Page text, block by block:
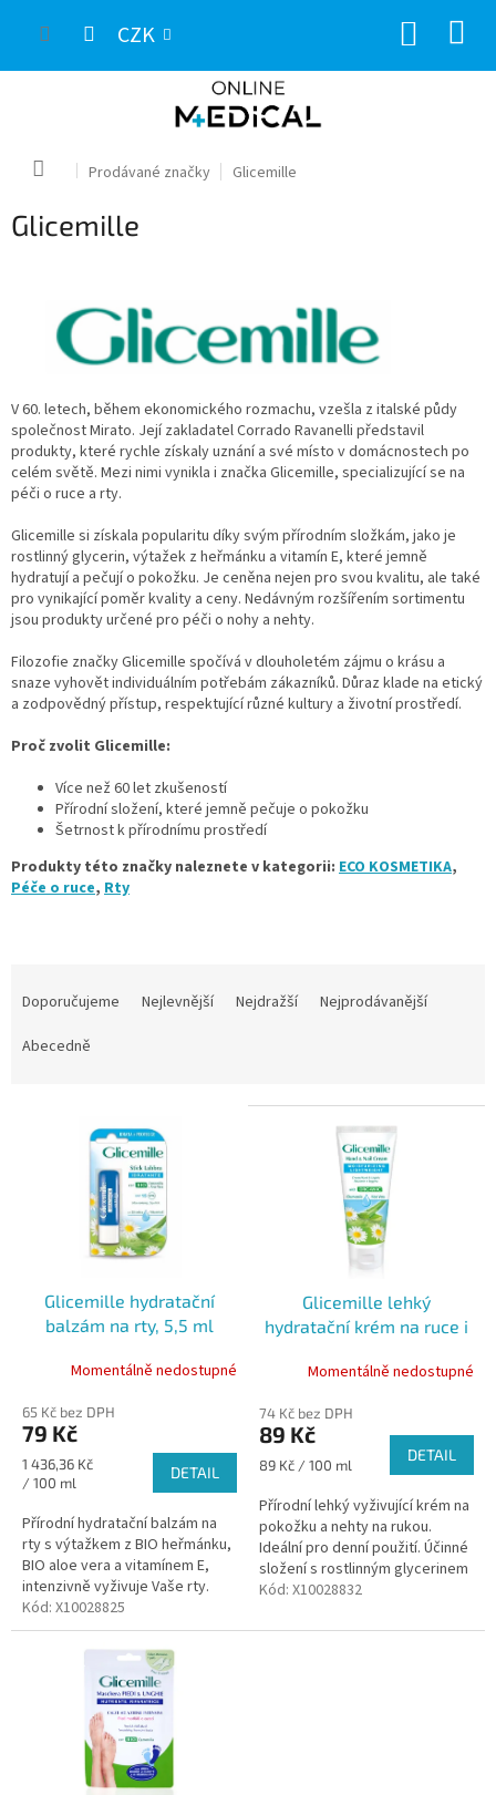
CZK
Domů Prodávané značky Glicemille
Glicemille
V 60. letech, během ekonomického rozmachu, vzešla z italské půdy
společnost Mirato. Její zakladatel Corrado Ravanelli představil
produkty, které rychle získaly uznání a své místo v domácnostech po
celém světě. Mezi nimi vynikla i značka Glicemille, specializující se na
péči o ruce a rty.
Glicemille si získala popularitu díky svým přírodním složkám, jako je
rostlinný glycerin, výtažek z heřmánku a vitamín E, které jemně
hydratují a pečují o pokožku. Je ceněna nejen pro svou kvalitu, ale také
pro vynikající poměr kvality a ceny. Nedávným rozšířením sortimentu
jsou produkty určené pro péči o nohy a nehty.
Filozofie značky Glicemille spočívá v dlouholetém zájmu o krásu a
snaze vyhovět individuálním potřebám zákazníků. Důraz klade na etický
a zodpovědný přístup, respektující různé kultury a životní prostředí.
Proč zvolit Glicemille:
Více než 60 let zkušeností
Přírodní složení, které jemně pečuje o pokožku
Šetrnost k přírodnímu prostředí
Produkty této značky naleznete v kategorii: ECO KOSMETIKA,
Péče o ruce, Rty
Doporučujeme Nejlevnější Nejdražší
Nejprodávanější
Abecedně
Glicemille hydratační
balzám na rty, 5,5 ml
Momentálně nedostupné
65 Kč bez DPH
79 Kč
Měrná
cena:
1 436,36 Kč
/ 100 ml
DETAIL
Přírodní hydratační balzám na
rty s výtažkem z BIO heřmánku,
BIO aloe vera a vitamínem E,
intenzivně vyživuje Vaše rty.
Kód: X10028825
Glicemille lehký
hydratační krém na ruce i
Momentálně nedostupné
74 Kč bez DPH
89 Kč
Měrná
89 Kč / 100 ml
DETAIL
Přírodní lehký vyživující krém na
pokožku a nehty na rukou.
Ideální pro denní použití. Účinné
složení s rostlinným glycerinem
podpořené o výtažky z BIO
Kód: X10028832